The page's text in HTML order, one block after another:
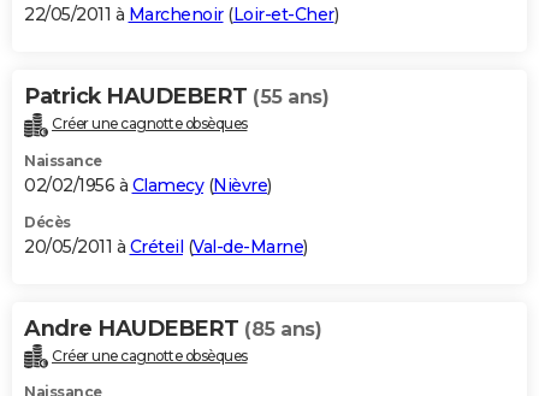
22/05/2011 à Marchenoir(Loir-et-Cher)
Patrick HAUDEBERT (55 ans)
Créer une cagnotte obsèques
Naissance
02/02/1956 à Clamecy(Nièvre)
Décès
20/05/2011 à Créteil (Val-de-Marne)
Andre HAUDEBERT (85 ans)
Créer une cagnotte obsèques
Naissance